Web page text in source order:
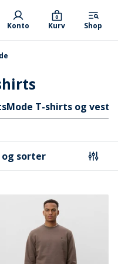
Konto Kurv
0
Shop
Mode T-shirts og veste
sorter